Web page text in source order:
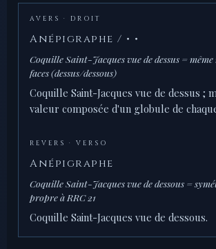
AVERS · DROIT
Anépigraphe / • •
Coquille Saint-Jacques vue de dessus =
faces (dessus/dessous)
Coquille Saint-Jacques vue de dessus ;
valeur composée d'un globule de
REVERS · VERSO
Anépigraphe
Coquille Saint-Jacques vue de dessous =
propre à RRC 21
Coquille Saint-Jacques vue de dessous.